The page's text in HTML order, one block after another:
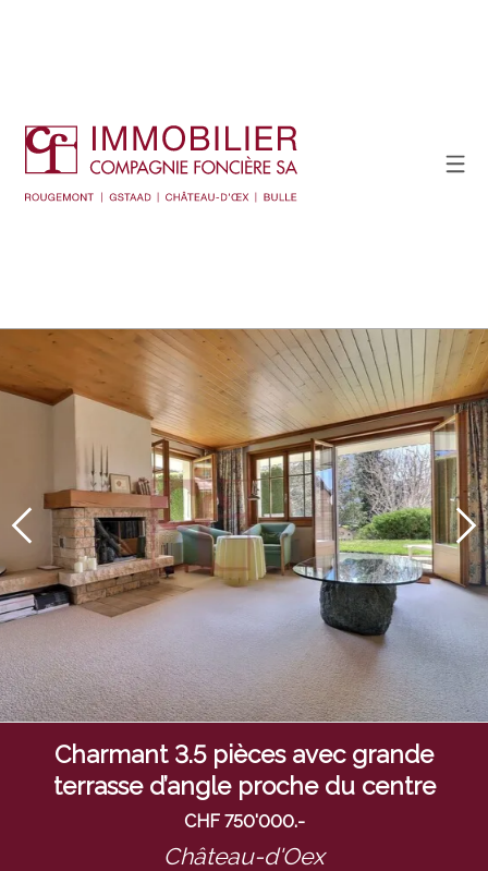
Charmant 3.5 pièces avec grande
terrasse d’angle proche du centre
CHF 750'000.-
Château-d'Oex